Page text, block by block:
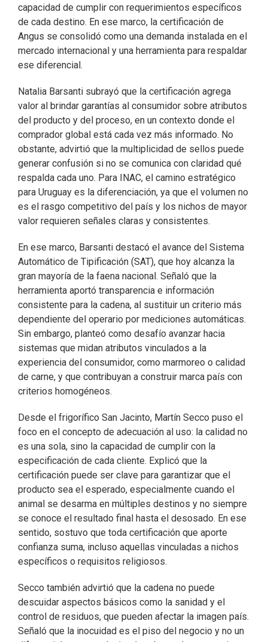
capacidad de cumplir con requerimientos específicos
de cada destino. En ese marco, la certificación de
Angus se consolidó como una demanda instalada en el
mercado internacional y una herramienta para respaldar
ese diferencial.
Natalia Barsanti subrayó que la certificación agrega
valor al brindar garantías al consumidor sobre atributos
del producto y del proceso, en un contexto donde el
comprador global está cada vez más informado. No
obstante, advirtió que la multiplicidad de sellos puede
generar confusión si no se comunica con claridad qué
respalda cada uno. Para INAC, el camino estratégico
para Uruguay es la diferenciación, ya que el volumen no
es el rasgo competitivo del país y los nichos de mayor
valor requieren señales claras y consistentes.
En ese marco, Barsanti destacó el avance del Sistema
Automático de Tipificación (SAT), que hoy alcanza la
gran mayoría de la faena nacional. Señaló que la
herramienta aportó transparencia e información
consistente para la cadena, al sustituir un criterio más
dependiente del operario por mediciones automáticas.
Sin embargo, planteó como desafío avanzar hacia
sistemas que midan atributos vinculados a la
experiencia del consumidor, como marmoreo o calidad
de carne, y que contribuyan a construir marca país con
criterios homogéneos.
Desde el frigorífico San Jacinto, Martín Secco puso el
foco en el concepto de adecuación al uso: la calidad no
es una sola, sino la capacidad de cumplir con la
especificación de cada cliente. Explicó que la
certificación puede ser clave para garantizar que el
producto sea el esperado, especialmente cuando el
animal se desarma en múltiples destinos y no siempre
se conoce el resultado final hasta el desosado. En ese
sentido, sostuvo que toda certificación que aporte
confianza suma, incluso aquellas vinculadas a nichos
específicos o requisitos religiosos.
Secco también advirtió que la cadena no puede
descuidar aspectos básicos como la sanidad y el
control de residuos, que pueden afectar la imagen país.
Señaló que la inocuidad es el piso del negocio y no un